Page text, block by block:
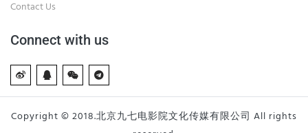
Contact Us
Connect with us
Copyright © 2018.北京九七电影院文化传媒有限公司 All rights